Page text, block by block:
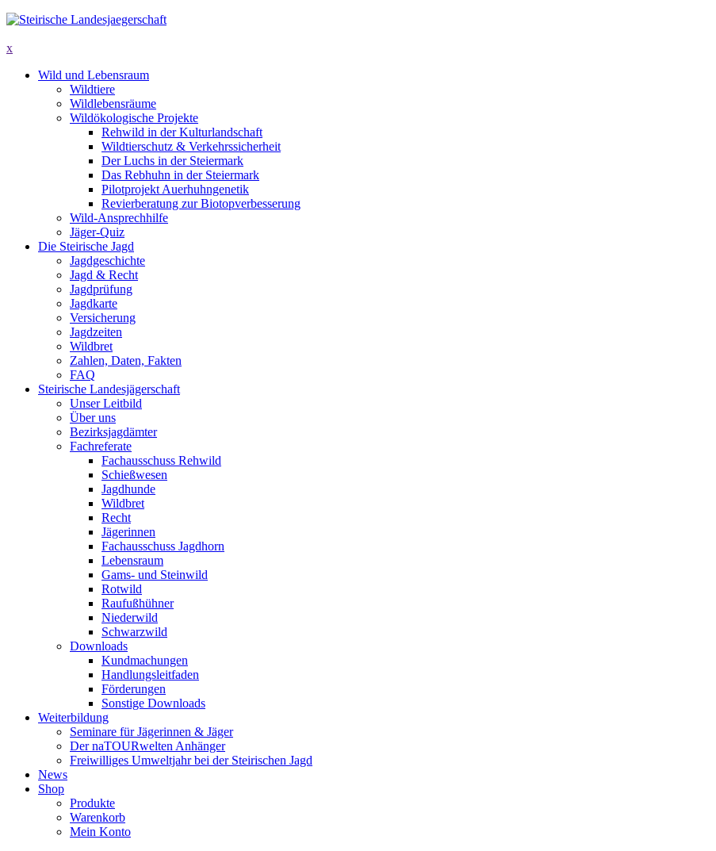
x
Wild und Lebensraum
Wildtiere
Wildlebensräume
Wildökologische Projekte
Rehwild in der Kulturlandschaft
Wildtierschutz & Verkehrssicherheit
Der Luchs in der Steiermark
Das Rebhuhn in der Steiermark
Pilotprojekt Auerhuhngenetik
Revierberatung zur Biotopverbesserung
Wild-Ansprechhilfe
Jäger-Quiz
Die Steirische Jagd
Jagdgeschichte
Jagd & Recht
Jagdprüfung
Jagdkarte
Versicherung
Jagdzeiten
Wildbret
Zahlen, Daten, Fakten
FAQ
Steirische Landesjägerschaft
Unser Leitbild
Über uns
Bezirksjagdämter
Fachreferate
Fachausschuss Rehwild
Schießwesen
Jagdhunde
Wildbret
Recht
Jägerinnen
Fachausschuss Jagdhorn
Lebensraum
Gams- und Steinwild
Rotwild
Raufußhühner
Niederwild
Schwarzwild
Downloads
Kundmachungen
Handlungsleitfaden
Förderungen
Sonstige Downloads
Weiterbildung
Seminare für Jägerinnen & Jäger
Der naTOURwelten Anhänger
Freiwilliges Umweltjahr bei der Steirischen Jagd
News
Shop
Produkte
Warenkorb
Mein Konto